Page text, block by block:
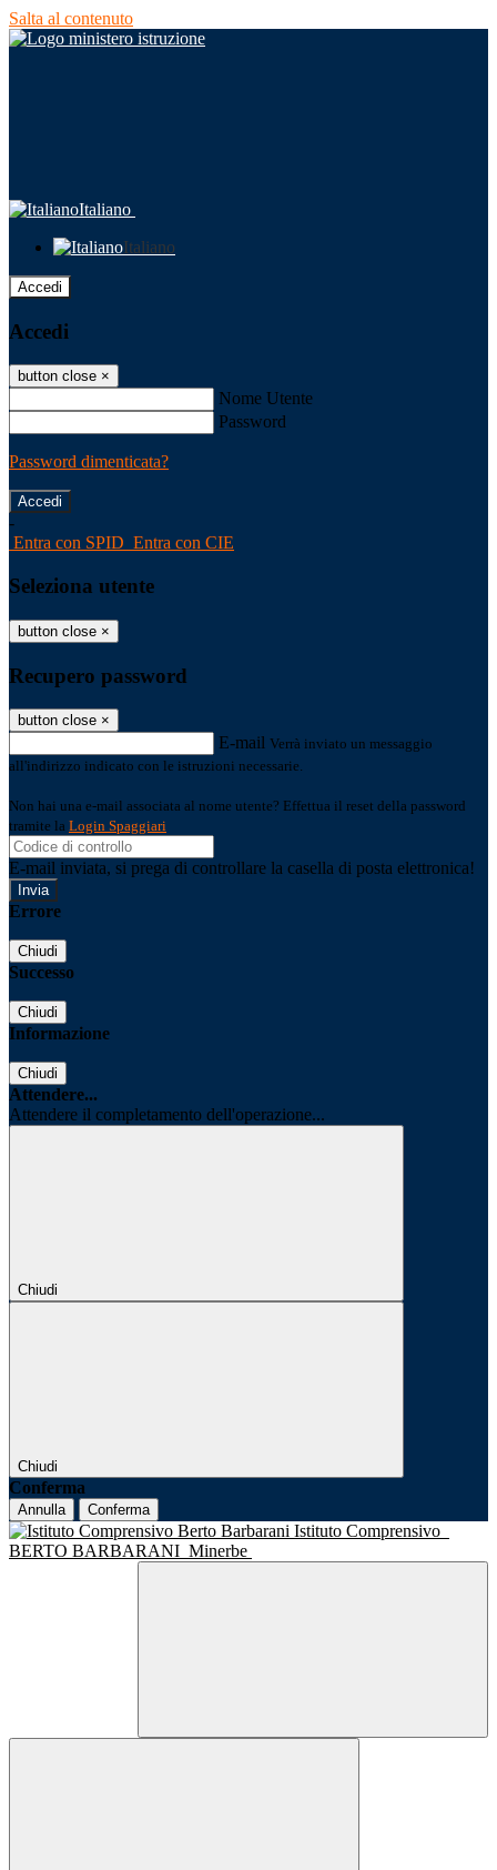
Salta al contenuto
Italiano
Italiano
Accedi
Accedi
button close ×
Nome Utente
Password
Password dimenticata?
-
Entra con SPID Entra con CIE
Seleziona utente
button close ×
Recupero password
button close ×
E-mail Verrà inviato un messaggio
all'indirizzo indicato con le istruzioni necessarie.
Non hai una e-mail associata al nome utente? Effettua il reset della password
tramite la Login Spaggiari
E-mail inviata, si prega di controllare la casella di posta elettronica!
Errore
Chiudi
Successo
Chiudi
Informazione
Chiudi
Attendere...
Attendere il completamento dell'operazione...
Chiudi
Chiudi
Conferma
Annulla Conferma
Istituto Comprensivo
BERTO BARBARANI Minerbe